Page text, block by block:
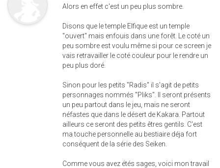
Alors en effet c'est un peu plus sombre.
Disons que le temple Elfique est un temple
"ouvert" mais enfouis dans une forêt. Le coté un
peu sombre est voulu même si pour ce screen je
vais retravailler le coté couleur pour le rendre un
peu plus doré.
Sinon pour les petits "Radis" il s'agit de petits
personnages nommés "Pliks". Il seront présents
un peu partout dans le jeu, mais ne seront
néfastes que dans le désert de Kakara. Partout
ailleurs ce seront des petits êtres gentils. C'est
ma touche personnelle au bestiaire déja fort
conséquent de la série des Seiken.
Comme vous avez étés sages, voici mon travail